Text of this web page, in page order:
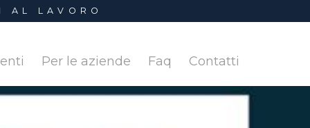
AL LAVORO
Per le aziende Faq Contatti